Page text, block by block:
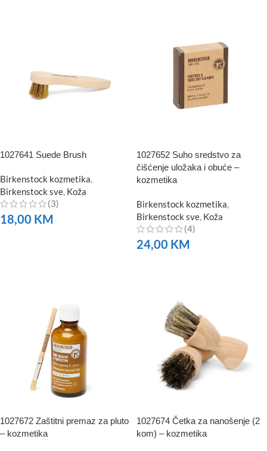
1027641 Suede Brush
Birkenstock kozmetika
Birkenstock sve Koža
(3)
18,00 KM
1027652 Suho sredstvo za
čišćenje uložaka i obuće –
kozmetika
Birkenstock kozmetika
Birkenstock sve Koža
(4)
24,00 KM
1027672 Zaštitni premaz za pluto
– kozmetika
1027674 Četka za nanošenje (2
kom) – kozmetika